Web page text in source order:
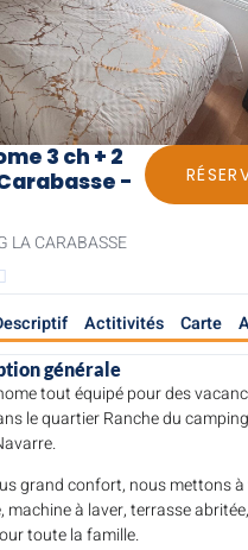
3 ch + 2
-
LA CARABASSE

Actitivités Carte
générale
tout équipé pour des
le quartier Ranche du
grand confort, nous mettons
machine à laver, terrasse
toute la famille.